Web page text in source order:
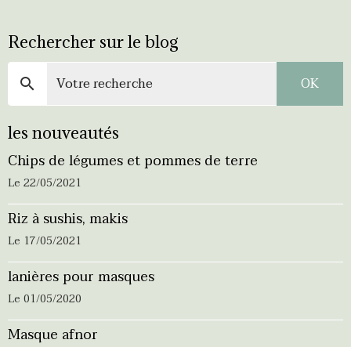
Rechercher sur le blog
OK
les nouveautés
Chips de légumes et pommes de terre
Le 22/05/2021
Riz à sushis, makis
Le 17/05/2021
lanières pour masques
Le 01/05/2020
Masque afnor